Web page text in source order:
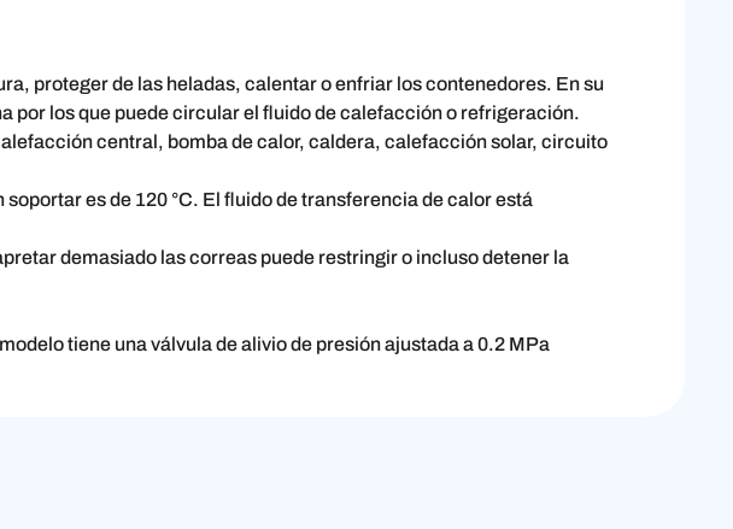
proteger de las heladas, calentar o enfriar los contenedores. En su
por los que puede circular el fluido de calefacción o refrigeración.
central, bomba de calor, caldera, calefacción solar, circuito
es de 120 °C. El fluido de transferencia de calor está
demasiado las correas puede restringir o incluso detener la
tiene una válvula de alivio de presión ajustada a 0.2 MPa